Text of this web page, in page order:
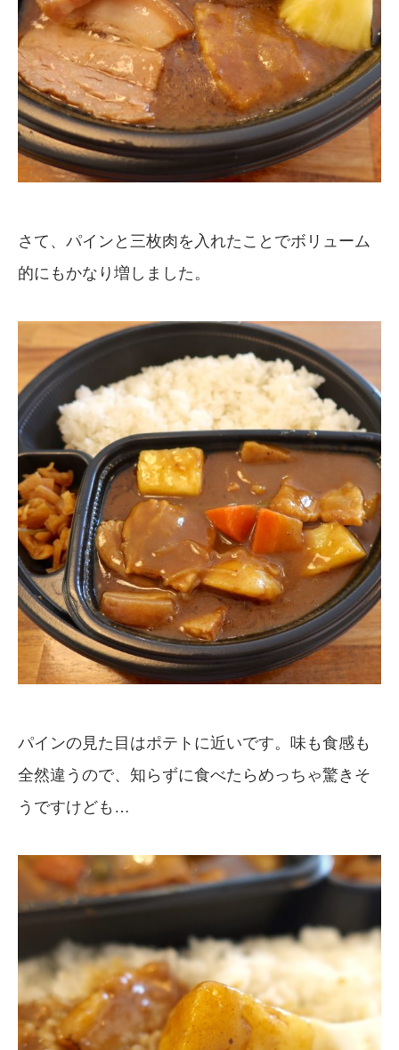
さて、パインと三枚肉を入れたことでボリューム
的にもかなり増しました。
パインの見た目はポテトに近いです。味も食感も
全然違うので、知らずに食べたらめっちゃ驚きそ
うですけども…